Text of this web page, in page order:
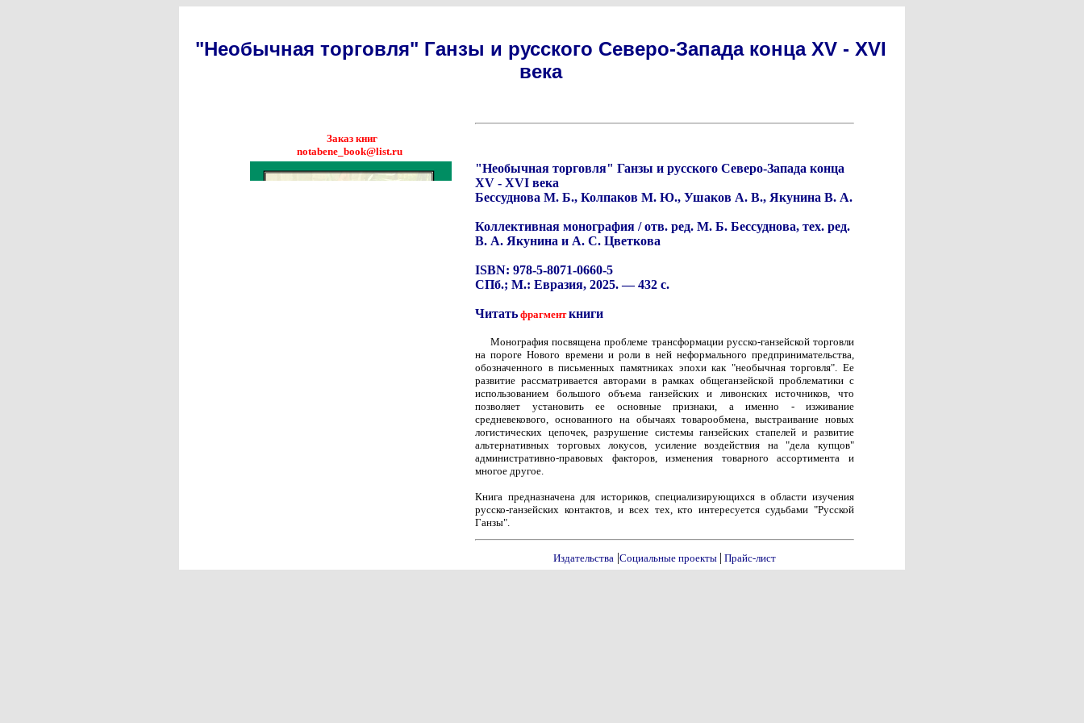
"Необычная торговля" Ганзы и русского Северо-Запада конца XV - XVI
века
Заказ книг
notabene_book@list.ru
"Необычная торговля" Ганзы и русского Северо-Запада конца
XV - XVI века
Бессуднова М. Б., Колпаков М. Ю., Ушаков А. В., Якунина В. А.
Коллективная монография / отв. ред. М. Б. Бессуднова, тех. ред.
В. А. Якунина и А. С. Цветкова
ISBN: 978-5-8071-0660-5
СПб.; М.: Евразия, 2025. — 432 с.
Читать фрагменткниги
Монография посвящена проблеме трансформации русско-ганзейской торговли
на пороге Нового времени и роли в ней неформального предпринимательства,
обозначенного в письменных памятниках эпохи как "необычная торговля". Ее
развитие рассматривается авторами в рамках общеганзейской проблематики с
использованием большого объема ганзейских и ливонских источников, что
позволяет установить ее основные признаки, а именно - изживание
средневекового, основанного на обычаях товарообмена, выстраивание новых
логистических цепочек, разрушение системы ганзейских стапелей и развитие
альтернативных торговых локусов, усиление воздействия на "дела купцов"
административно-правовых факторов, изменения товарного ассортимента и
многое другое.
Книга предназначена для историков, специализирующихся в области изучения
русско-ганзейских контактов, и всех тех, кто интересуется судьбами "Русской
Ганзы".
Издательства |Социальные проекты | Прайс-лист